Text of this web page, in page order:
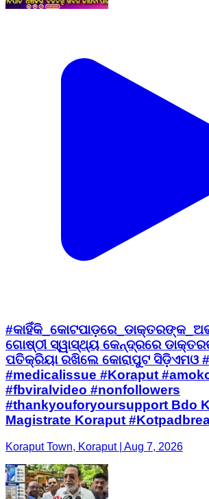
ଗୋଷ୍ଠୀ ସ୍ୱାସ୍ଥ୍ୟ କେନ୍ଦ୍ରରେ
ପତିକ୍ରିୟା ରଖିଲେ କୋରାପୁଟ ସିଡ଼ିଏମଓ
#medicalissue #Koraput
#fbviralvideo #nonfollowers
#thankyouforyoursupport Bdo
Magistrate Koraput
Koraput Town, Koraput | Aug 7, 2026